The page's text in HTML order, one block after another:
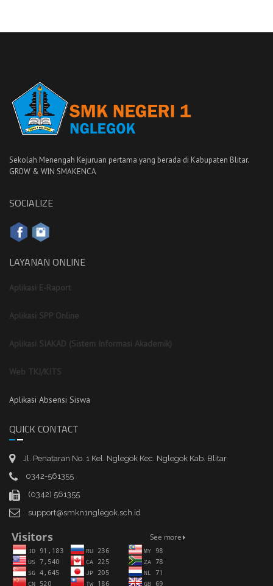
Sekolah Menengah Kejuruan pertama yang berada di Kabupaten Blitar.
GROW & WIN SMAKENCA
SOCIALIZE
LAYANAN ONLINE
Aplikasi E-Raport
Aplikasi SPP Online
Aplikasi SIAKAD (Sistem Informasi Akademik)
Web TKJ/KITS
Aplikasi Absensi Siswa
QUICK CONTACT
Jl. Penataran No. 1 Kel. Nglegok Kec. Nglegok Kab. Blitar
0342-561355
(0342) 561355
support@smkn1nglegok.sch.id